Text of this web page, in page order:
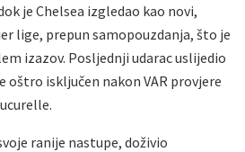
je Chelsea izgledao kao novi,
lige, prepun samopouzdanja, što je
izazov. Posljednji udarac uslijedio
oštro isključen nakon VAR provjere
ranije nastupe, doživio